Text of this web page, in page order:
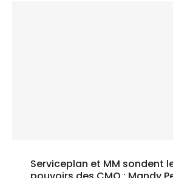
Serviceplan et MM sondent